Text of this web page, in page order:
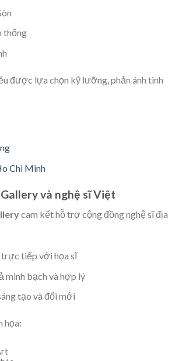
thống
được lựa chọn kỹ lưỡng, phản ánh tinh
Chi Minh
và nghệ sĩ Việt
cam kết hỗ trợ cộng đồng nghệ sĩ địa
tiếp với họa sĩ
minh bạch và hợp lý
tạo và đổi mới
họa: